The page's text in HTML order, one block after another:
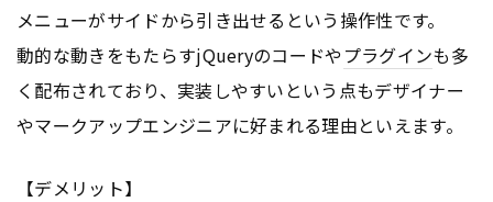
メニューがサイドから引き出せるという操作性です。
動的な動きをもたらすjQueryのコードやプラグインも多
く配布されており、実装しやすいという点もデザイナー
やマークアップエンジニアに好まれる理由といえます。
【デメリット】